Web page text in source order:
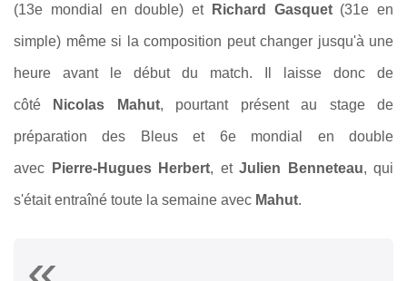
(13e mondial en double) et Richard Gasquet(31e en
simple) même si la composition peut changer jusqu'à une
heure avant le début du match. Il laisse donc de
côté Nicolas Mahut, pourtant présent au stage de
préparation des Bleus et 6e mondial en double
avec Pierre-Hugues Herbert, et Julien Benneteau, qui
s'était entraîné toute la semaine avec Mahut.